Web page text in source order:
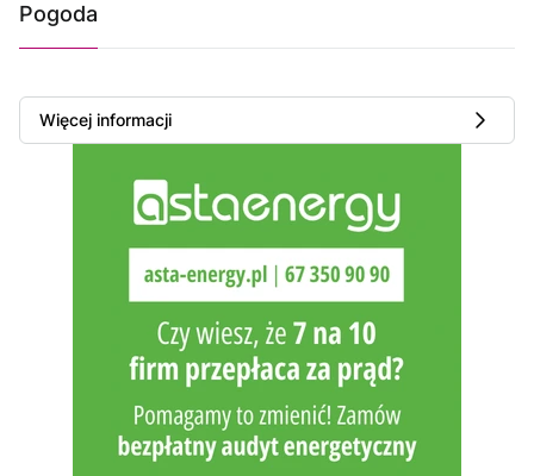
Pogoda
Więcej informacji